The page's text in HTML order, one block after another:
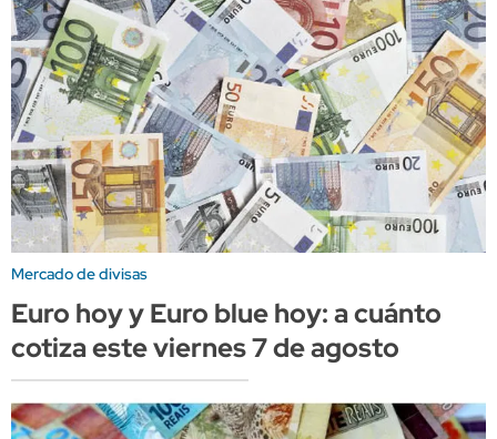
Mercado de divisas
Euro hoy y Euro blue hoy: a cuánto
cotiza este viernes 7 de agosto